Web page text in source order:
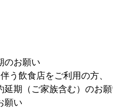
のお願い
う飲食店をご利用の方、
期（ご家族含む）のお
願い